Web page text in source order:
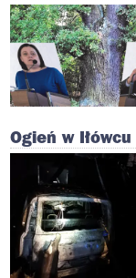
Ogień w Iłówcu